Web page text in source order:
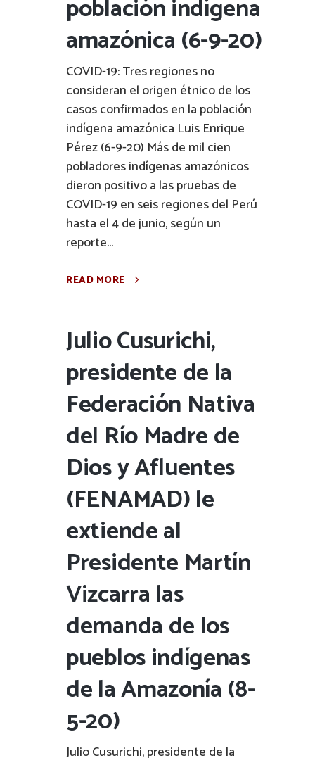
población indígena
amazónica (6-9-20)
COVID-19: Tres regiones no
consideran el origen étnico de los
casos confirmados en la población
indígena amazónica Luis Enrique
Pérez (6-9-20) Más de mil cien
pobladores indígenas amazónicos
dieron positivo a las pruebas de
COVID-19 en seis regiones del Perú
hasta el 4 de junio, según un
reporte...
READ MORE
Julio Cusurichi,
presidente de la
Federación Nativa
del Río Madre de
Dios y Afluentes
(FENAMAD) le
extiende al
Presidente Martín
Vizcarra las
demanda de los
pueblos indígenas
de la Amazonía (8-
5-20)
Julio Cusurichi, presidente de la